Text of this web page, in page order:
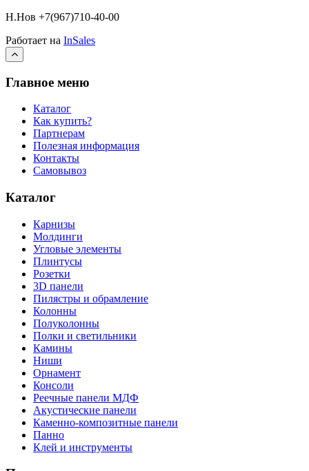
Н.Нов +7(967)710-40-00
Работает на InSales
Главное меню
Каталог
Как купить?
Партнерам
Полезная информация
Контакты
Самовывоз
Каталог
Карнизы
Молдинги
Угловые элементы
Плинтусы
Розетки
3D панели
Пилястры и обрамление
Колонны
Полуколонны
Полки и светильники
Камины
Ниши
Орнамент
Консоли
Реечные панели МДФ
Акустические панели
Каменно-композитные панели
Панно
Клей и инструменты